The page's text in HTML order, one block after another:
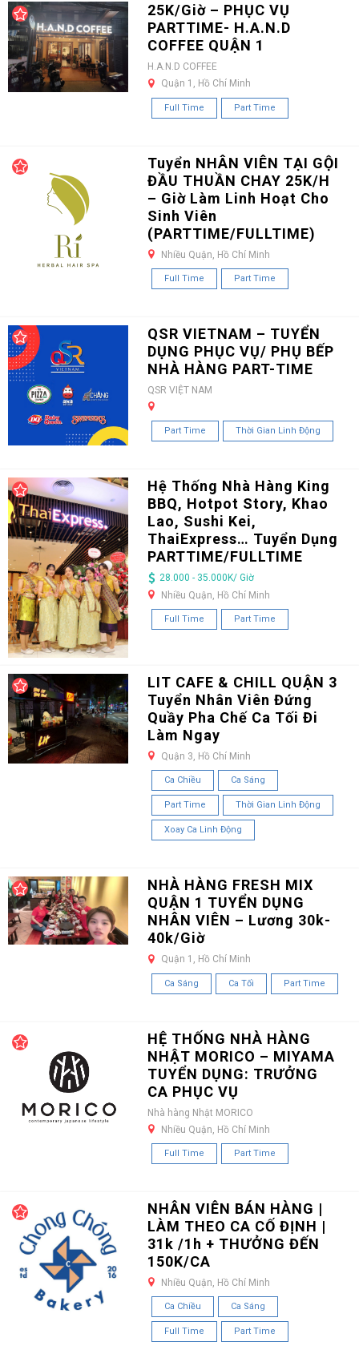
25K/Giờ – PHỤC VỤ
PARTTIME- H.A.N.D
COFFEE QUẬN 1
H.A.N.D COFFEE
Quận 1, Hồ Chí Minh
Full Time Part Time
Tuyển NHÂN VIÊN TẠI GỘI
ĐẦU THUẦN CHAY 25K/H
– Giờ Làm Linh Hoạt Cho
Sinh Viên
(PARTTIME/FULLTIME)
Nhiều Quận, Hồ Chí Minh
Full Time Part Time
QSR VIETNAM – TUYỂN
DỤNG PHỤC VỤ/ PHỤ BẾP
NHÀ HÀNG PART-TIME
QSR VIỆT NAM
Part Time Thời Gian Linh Động
Hệ Thống Nhà Hàng King
BBQ, Hotpot Story, Khao
Lao, Sushi Kei,
ThaiExpress… Tuyển Dụng
PARTTIME/FULLTIME
28.000 - 35.000K/ Giờ
Nhiều Quận, Hồ Chí Minh
Full Time Part Time
LIT CAFE & CHILL QUẬN 3
Tuyển Nhân Viên Đứng
Quầy Pha Chế Ca Tối Đi
Làm Ngay
Quận 3, Hồ Chí Minh
Ca Chiều Ca Sáng
Part Time Thời Gian Linh Động
Xoay Ca Linh Động
NHÀ HÀNG FRESH MIX
QUẬN 1 TUYỂN DỤNG
NHÂN VIÊN – Lương 30k-
40k/Giờ
Quận 1, Hồ Chí Minh
Ca Sáng Ca Tối Part Time
HỆ THỐNG NHÀ HÀNG
NHẬT MORICO – MIYAMA
TUYỂN DỤNG: TRƯỞNG
CA PHỤC VỤ
Nhà hàng Nhật MORICO
Nhiều Quận, Hồ Chí Minh
Full Time Part Time
NHÂN VIÊN BÁN HÀNG |
LÀM THEO CA CỐ ĐỊNH |
31k /1h + THƯỞNG ĐẾN
150K/CA
Nhiều Quận, Hồ Chí Minh
Ca Chiều Ca Sáng
Full Time Part Time